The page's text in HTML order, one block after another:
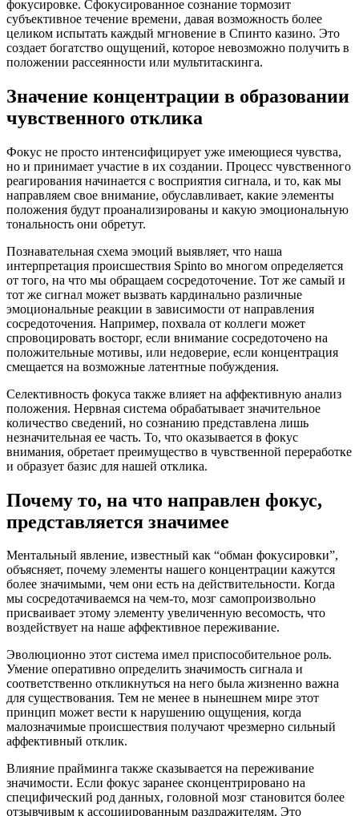
фокусировке. Сфокусированное сознание тормозит
субъективное течение времени, давая возможность более
целиком испытать каждый мгновение в Спинто казино. Это
создает богатство ощущений, которое невозможно получить в
положении рассеянности или мультитаскинга.
Значение концентрации в образовании
чувственного отклика
Фокус не просто интенсифицирует уже имеющиеся чувства,
но и принимает участие в их создании. Процесс чувственного
реагирования начинается с восприятия сигнала, и то, как мы
направляем свое внимание, обуславливает, какие элементы
положения будут проанализированы и какую эмоциональную
тональность они обретут.
Познавательная схема эмоций выявляет, что наша
интерпретация происшествия Spinto во многом определяется
от того, на что мы обращаем сосредоточение. Тот же самый и
тот же сигнал может вызвать кардинально различные
эмоциональные реакции в зависимости от направления
сосредоточения. Например, похвала от коллеги может
спровоцировать восторг, если внимание сосредоточено на
положительные мотивы, или недоверие, если концентрация
смещается на возможные латентные побуждения.
Селективность фокуса также влияет на аффективную анализ
положения. Нервная система обрабатывает значительное
количество сведений, но сознанию представлена лишь
незначительная ее часть. То, что оказывается в фокус
внимания, обретает преимущество в чувственной переработке
и образует базис для нашей отклика.
Почему то, на что направлен фокус,
представляется значимее
Ментальный явление, известный как “обман фокусировки”,
объясняет, почему элементы нашего концентрации кажутся
более значимыми, чем они есть на действительности. Когда
мы сосредотачиваемся на чем-то, мозг самопроизвольно
присваивает этому элементу увеличенную весомость, что
воздействует на наше аффективное переживание.
Эволюционно этот система имел приспособительное роль.
Умение оперативно определить значимость сигнала и
соответственно откликнуться на него была жизненно важна
для существования. Тем не менее в нынешнем мире этот
принцип может вести к нарушению ощущения, когда
малозначимые происшествия получают чрезмерно сильный
аффективный отклик.
Влияние прайминга также сказывается на переживание
значимости. Если фокус заранее сконцентрировано на
специфический род данных, головной мозг становится более
отзывчивым к ассоциированным раздражителям. Это